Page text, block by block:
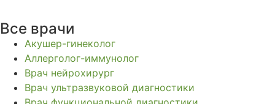
Все врачи
Акушер-гинеколог
Аллерголог-иммунолог
Врач нейрохирург
Врач ультразвуковой диагностики